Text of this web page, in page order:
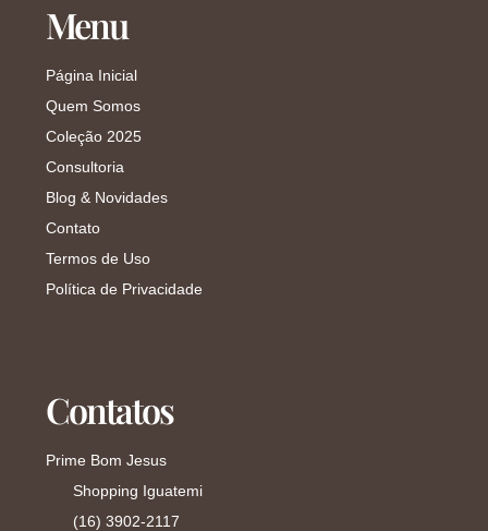
Menu
Página Inicial
Quem Somos
Coleção 2025
Consultoria
Blog & Novidades
Contato
Termos de Uso
Política de Privacidade
Contatos
Prime Bom Jesus
Shopping Iguatemi
(16) 3902-2117